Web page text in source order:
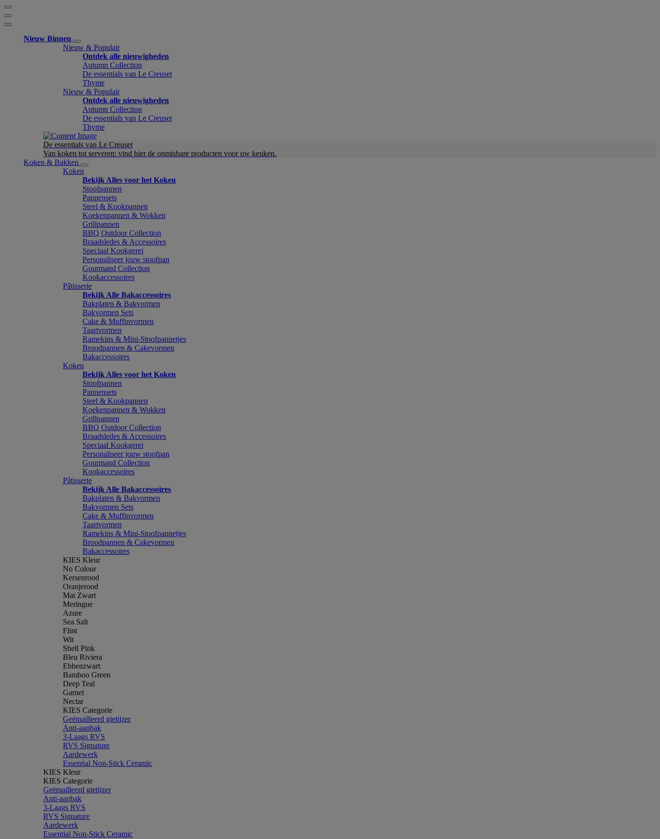
Nieuw Binnen
Nieuw & Populair
Ontdek alle nieuwigheden
Autumn Collection
De essentials van Le Creuset
Thyme
Nieuw & Populair
Ontdek alle nieuwigheden
Autumn Collection
De essentials van Le Creuset
Thyme
De essentials van Le Creuset
Van koken tot serveren: vind hier de onmisbare producten voor uw keuken.
Koken & Bakken
Koken
Bekijk Alles voor het Koken
Stoofpannen
Pannensets
Steel & Kookpannen
Koekenpannen & Wokken
Grillpannen
BBQ Outdoor Collection
Braadsledes & Accessoires
Speciaal Kookgerei
Personaliseer jouw stoofpan
Gourmand Collection
Kookaccessoires
Pâtisserie
Bekijk Alle Bakaccessoires
Bakplaten & Bakvormen
Bakvormen Sets
Cake & Muffinvormen
Taartvormen
Ramekins & Mini-Stoofpannetjes
Broodpannen & Cakevormen
Bakaccessoires
Koken
Bekijk Alles voor het Koken
Stoofpannen
Pannensets
Steel & Kookpannen
Koekenpannen & Wokken
Grillpannen
BBQ Outdoor Collection
Braadsledes & Accessoires
Speciaal Kookgerei
Personaliseer jouw stoofpan
Gourmand Collection
Kookaccessoires
Pâtisserie
Bekijk Alle Bakaccessoires
Bakplaten & Bakvormen
Bakvormen Sets
Cake & Muffinvormen
Taartvormen
Ramekins & Mini-Stoofpannetjes
Broodpannen & Cakevormen
Bakaccessoires
KIES Kleur
No Colour
Kersenrood
Oranjerood
Mat Zwart
Meringue
Azure
Sea Salt
Flint
Wit
Shell Pink
Bleu Riviera
Ebbenzwart
Bamboo Green
Deep Teal
Garnet
Nectar
KIES Categorie
Geëmailleerd gietijzer
Anti-aanbak
3-Laags RVS
RVS Signature
Aardewerk
Essential Non-Stick Ceramic
KIES Kleur
KIES Categorie
Geëmailleerd gietijzer
Anti-aanbak
3-Laags RVS
RVS Signature
Aardewerk
Essential Non-Stick Ceramic